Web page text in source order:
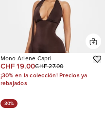
Mono Arlene Capri
CHF 19.00CHF 27.00
¡30% en la colección! Precios ya
rebajados
30%